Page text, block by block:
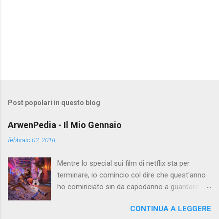
Post popolari in questo blog
ArwenPedia - Il Mio Gennaio
febbraio 02, 2018
Mentre lo special sui film di netflix sta per
terminare, io comincio col dire che quest'anno
ho cominciato sin da capodanno a guardare
rewatched, che mi servivano per recensire i film
CONTINUA A LEGGERE